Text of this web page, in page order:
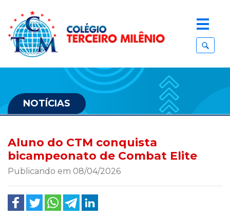
NOTÍCIAS
Aluno do CTM conquista
bicampeonato de Combat Elite
Publicando em 08/04/2026